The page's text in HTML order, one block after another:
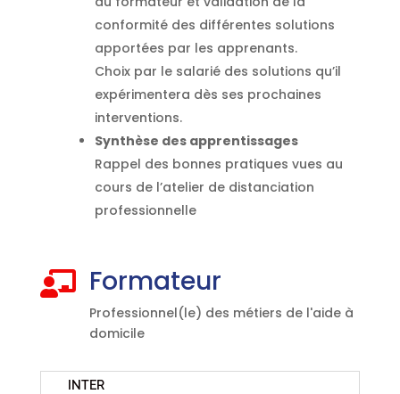
conformité des différentes solutions
apportées par les apprenants.
Choix par le salarié des solutions qu’il
expérimentera dès ses prochaines
interventions.
Synthèse des apprentissages
Rappel des bonnes pratiques vues au
cours de l’atelier de distanciation
professionnelle
 Formateur
Professionnel(le) des métiers de l'aide à
domicile
INTER